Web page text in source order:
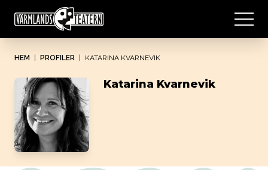
HEM PROFILER KATARINA KVARNEVIK
Katarina Kvarnevik